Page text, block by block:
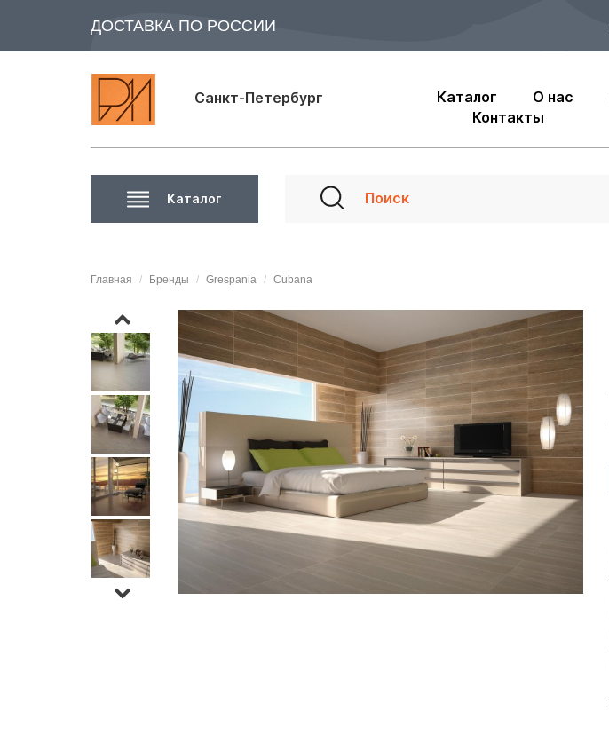
ДОСТАВКА ПО РОССИИ
Санкт-Петербург Каталог О нас
Контакты
Каталог
Главная Бренды Grespania Cubana